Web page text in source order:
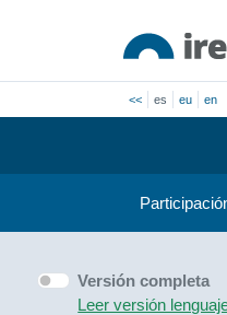
<< es eu en
Versión completa
Leer versión